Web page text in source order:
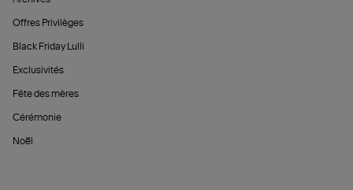
Offres Privilèges
Black Friday Lulli
Exclusivités
Fête des mères
Cérémonie
Noël